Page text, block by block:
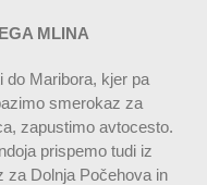
MLINA
do Maribora, kjer pa
smerokaz za
zapustimo avtocesto.
prispemo tudi iz
za Dolnja Počehova in